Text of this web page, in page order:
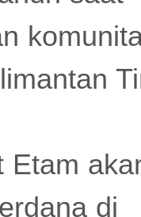
Etam
di